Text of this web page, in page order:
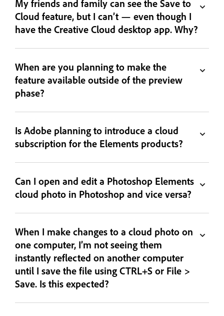
My friends and family can see the Save to
Cloud feature, but I can’t — even though I
have the Creative Cloud desktop app. Why?
When are you planning to make the
feature available outside of the preview
phase?
Is Adobe planning to introduce a cloud
subscription for the Elements products?
Can I open and edit a Photoshop Elements
cloud photo in Photoshop and vice versa?
When I make changes to a cloud photo on
one computer, I’m not seeing them
instantly reflected on another computer
until I save the file using CTRL+S or File >
Save. Is this expected?